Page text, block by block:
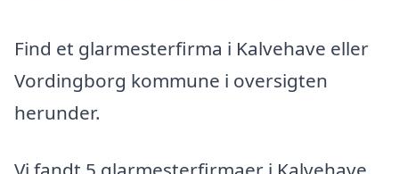
Find et glarmesterfirma i Kalvehave eller
Vordingborg kommune i oversigten
herunder.